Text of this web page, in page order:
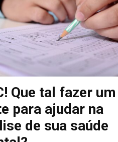
Que tal fazer um
para ajudar na
de sua saúde